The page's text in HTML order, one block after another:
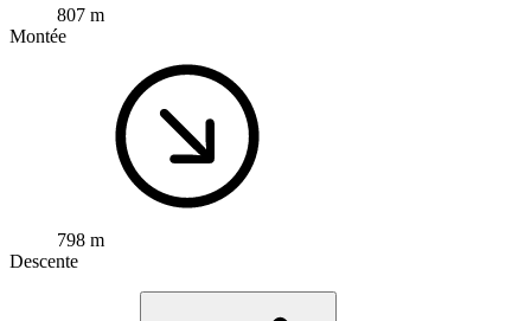
807 m
Montée
798 m
Descente